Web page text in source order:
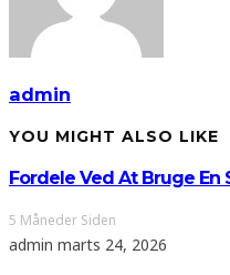
admin
YOU MIGHT ALSO LIKE
Fordele Ved At Bruge
5 Måneder Siden
admin marts 24, 2026